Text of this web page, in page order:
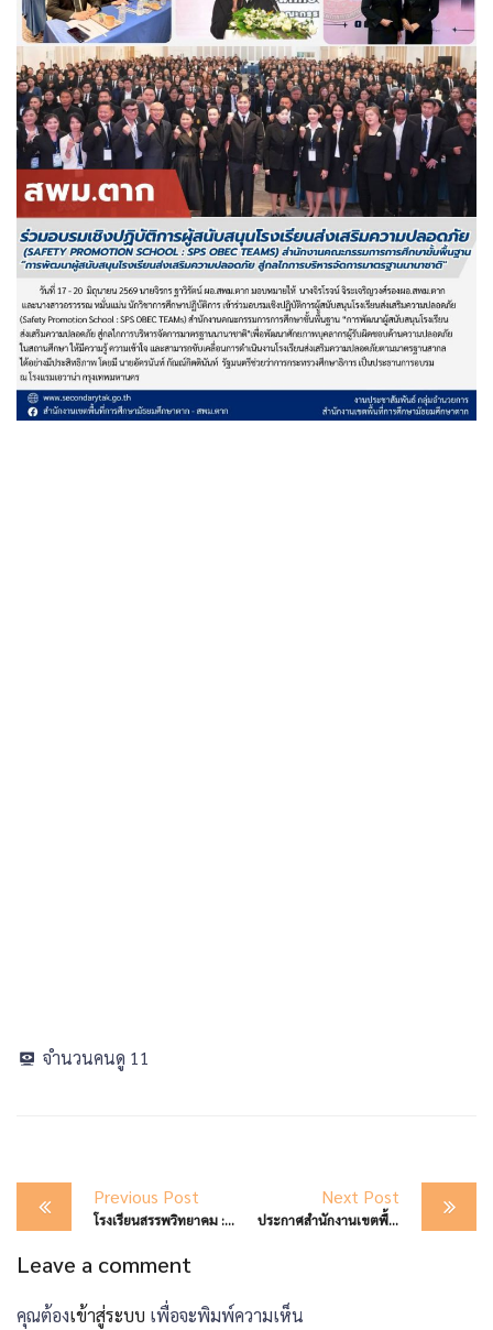
จำนวนคนดู 11
Post
navigation
Previous Post
โรงเรียนสรรพวิทยาคม : เข้าถวายน้ำสรงพระศพ เบื้องหน้าพระรูป สมเด็จพระเจ้าลูกเธอ เจ้าฟ้าพัชรกิติยาภา นเรนทิราเทพยวดี กรมหลวงราชสาริณีสิริพัชร มหาวัชรราชธิดา
Next Post
ประกาศสำนักงานเขตพื้นที่การศึกษามัธยมศึกษาตาก เรื่อง ตำแหน่งว่างผู้บริหารสถานศึกษา ประจำปี พ.ศ. 2569 สังกัดสำนักงานเขตพื้นที่การศึกษามัธยมศึกษาตาก
Leave a comment
คุณต้องเข้าสู่ระบบ เพื่อจะพิมพ์ความเห็น